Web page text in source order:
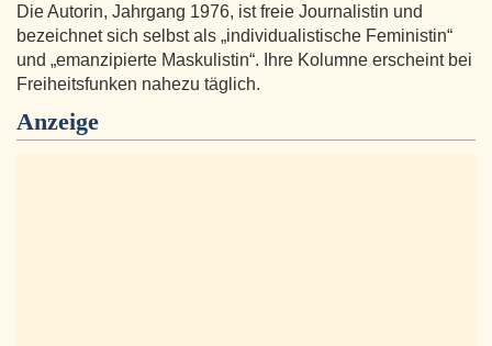
Die Autorin, Jahrgang 1976, ist freie Journalistin und
bezeichnet sich selbst als „individualistische Feministin“
und „emanzipierte Maskulistin“. Ihre Kolumne erscheint bei
Freiheitsfunken nahezu täglich.
Anzeige